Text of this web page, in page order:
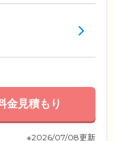
金見積もり
※2026/07/08更新